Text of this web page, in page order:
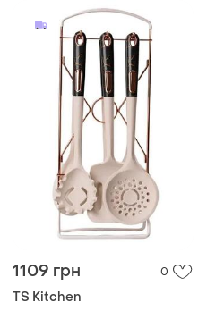
1109 грн 0
TS Kitchen